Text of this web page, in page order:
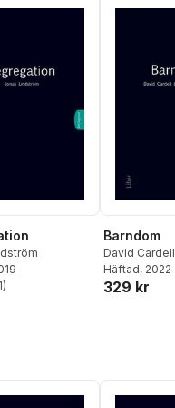
Totalt antal röster:
1)
Barndom
David Cardell
Sköld
Häftad, 2022
329 kr